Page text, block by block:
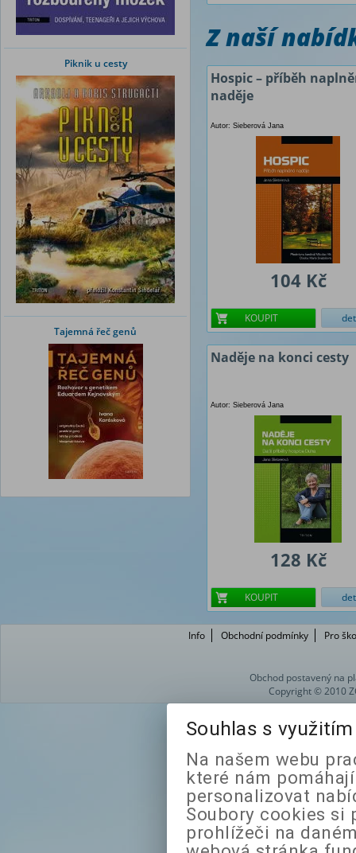
Piknik u cesty
Tajemná řeč genů
Z naší
Hospic – příběh
naděje
Autor: Sieberová Jana
104 Kč
KOUPIT
Naděje na konci cesty
Autor: Sieberová Jana
128 Kč
KOUPIT
Info Obchodní podmínky Pro
Obchod postavený na
Copyright © 2010
Souhlas s
Na našem webu
které nám
personalizovat
Soubory cookies si
prohlížeči na